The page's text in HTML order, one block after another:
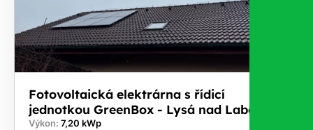
Fotovoltaická elektrárna s řídicí
jednotkou GreenBox - Lysá nad Labem
Výkon: 7,20 kWp